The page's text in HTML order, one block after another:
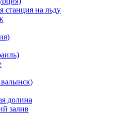
станция на льду
долина
залив